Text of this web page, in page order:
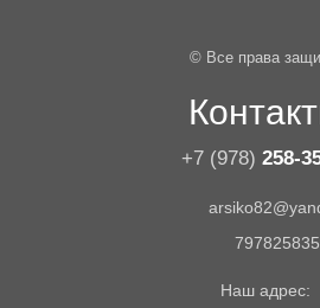
© Все права
+7 (978) 258-
Наш адрес: